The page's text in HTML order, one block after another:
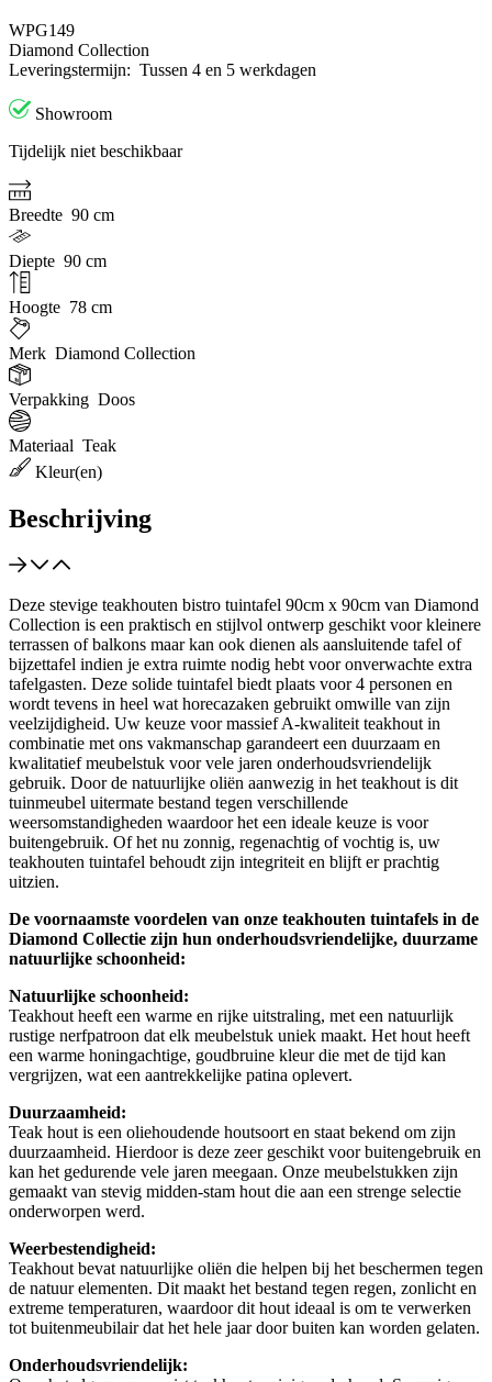
WPG149
Diamond Collection
Leveringstermijn: Tussen 4 en 5 werkdagen
Showroom
Tijdelijk niet beschikbaar
Breedte 90 cm
Diepte 90 cm
Hoogte 78 cm
Merk Diamond Collection
Verpakking Doos
Materiaal Teak
Kleur(en)
Beschrijving
Deze stevige teakhouten bistro tuintafel 90cm x 90cm van Diamond
Collection is een praktisch en stijlvol ontwerp geschikt voor kleinere
terrassen of balkons maar kan ook dienen als aansluitende tafel of
bijzettafel indien je extra ruimte nodig hebt voor onverwachte extra
tafelgasten. Deze solide tuintafel biedt plaats voor 4 personen en
wordt tevens in heel wat horecazaken gebruikt omwille van zijn
veelzijdigheid. Uw keuze voor massief A-kwaliteit teakhout in
combinatie met ons vakmanschap garandeert een duurzaam en
kwalitatief meubelstuk voor vele jaren onderhoudsvriendelijk
gebruik. Door de natuurlijke oliën aanwezig in het teakhout is dit
tuinmeubel uitermate bestand tegen verschillende
weersomstandigheden waardoor het een ideale keuze is voor
buitengebruik. Of het nu zonnig, regenachtig of vochtig is, uw
teakhouten tuintafel behoudt zijn integriteit en blijft er prachtig
uitzien.
De voornaamste voordelen van onze teakhouten tuintafels in de
Diamond Collectie zijn hun onderhoudsvriendelijke, duurzame
natuurlijke schoonheid:
Natuurlijke schoonheid:
Teakhout heeft een warme en rijke uitstraling, met een natuurlijk
rustige nerfpatroon dat elk meubelstuk uniek maakt. Het hout heeft
een warme honingachtige, goudbruine kleur die met de tijd kan
vergrijzen, wat een aantrekkelijke patina oplevert.
Duurzaamheid:
Teak hout is een oliehoudende houtsoort en staat bekend om zijn
duurzaamheid. Hierdoor is deze zeer geschikt voor buitengebruik en
kan het gedurende vele jaren meegaan. Onze meubelstukken zijn
gemaakt van stevig midden-stam hout die aan een strenge selectie
onderworpen werd.
Weerbestendigheid:
Teakhout bevat natuurlijke oliën die helpen bij het beschermen tegen
de natuur elementen. Dit maakt het bestand tegen regen, zonlicht en
extreme temperaturen, waardoor dit hout ideaal is om te verwerken
tot buitenmeubilair dat het hele jaar door buiten kan worden gelaten.
Onderhoudsvriendelijk: